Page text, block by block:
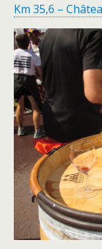
Km 35,6 –